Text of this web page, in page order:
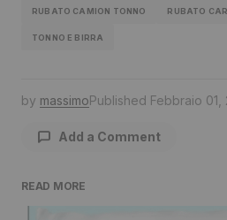
RUBATO CAMION TONNO RUBATO
TONNO E BIRRA
by massimoPublished Febbraio 01,
Add a Comment
READ MORE